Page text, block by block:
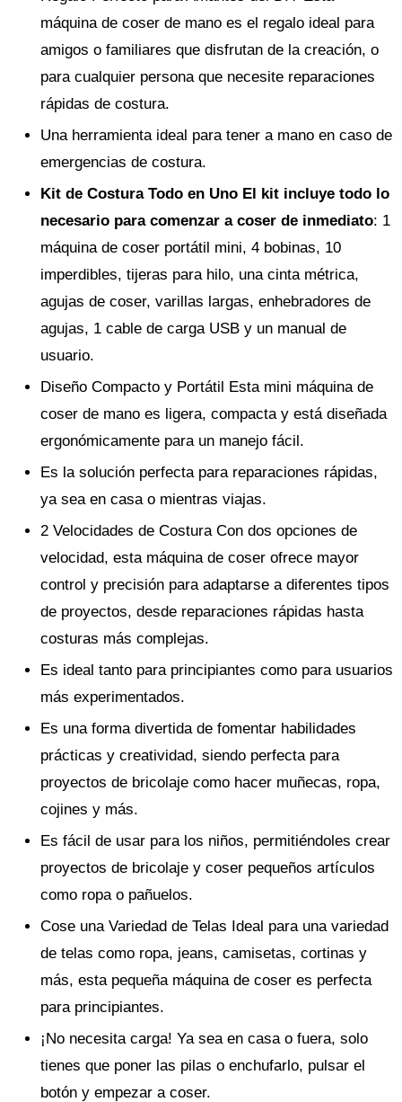
máquina de coser de mano es el regalo ideal para
amigos o familiares que disfrutan de la creación, o
para cualquier persona que necesite reparaciones
rápidas de costura.
Una herramienta ideal para tener a mano en caso de
emergencias de costura.
Kit de Costura Todo en Uno El kit incluye todo lo
necesario para comenzar a coser de inmediato: 1
máquina de coser portátil mini, 4 bobinas, 10
imperdibles, tijeras para hilo, una cinta métrica,
agujas de coser, varillas largas, enhebradores de
agujas, 1 cable de carga USB y un manual de
usuario.
Diseño Compacto y Portátil Esta mini máquina de
coser de mano es ligera, compacta y está diseñada
ergonómicamente para un manejo fácil.
Es la solución perfecta para reparaciones rápidas,
ya sea en casa o mientras viajas.
2 Velocidades de Costura Con dos opciones de
velocidad, esta máquina de coser ofrece mayor
control y precisión para adaptarse a diferentes tipos
de proyectos, desde reparaciones rápidas hasta
costuras más complejas.
Es ideal tanto para principiantes como para usuarios
más experimentados.
Es una forma divertida de fomentar habilidades
prácticas y creatividad, siendo perfecta para
proyectos de bricolaje como hacer muñecas, ropa,
cojines y más.
Es fácil de usar para los niños, permitiéndoles crear
proyectos de bricolaje y coser pequeños artículos
como ropa o pañuelos.
Cose una Variedad de Telas Ideal para una variedad
de telas como ropa, jeans, camisetas, cortinas y
más, esta pequeña máquina de coser es perfecta
para principiantes.
¡No necesita carga! Ya sea en casa o fuera, solo
tienes que poner las pilas o enchufarlo, pulsar el
botón y empezar a coser.